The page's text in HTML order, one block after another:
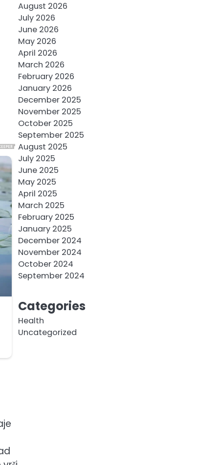
August 2026
July 2026
June 2026
May 2026
April 2026
March 2026
February 2026
January 2026
December 2025
November 2025
October 2025
September 2025
August 2025
July 2025
June 2025
May 2025
April 2025
March 2025
February 2025
January 2025
December 2024
November 2024
October 2024
September 2024
Categories
Health
Uncategorized